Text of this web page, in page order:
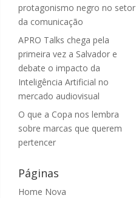
protagonismo negro no setor
da comunicação
APRO Talks chega pela
primeira vez a Salvador e
debate o impacto da
Inteligência Artificial no
mercado audiovisual
O que a Copa nos lembra
sobre marcas que querem
pertencer
Páginas
Home Nova